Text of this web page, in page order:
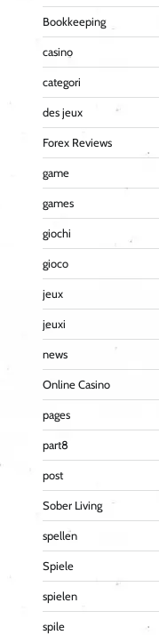
Bookkeeping
casino
categori
des jeux
Forex Reviews
game
games
giochi
gioco
jeux
jeuxi
news
Online Casino
pages
part8
post
Sober Living
spellen
Spiele
spielen
spile